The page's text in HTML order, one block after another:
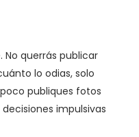
querrás publicar
lo odias, solo
publiques fotos
impulsivas